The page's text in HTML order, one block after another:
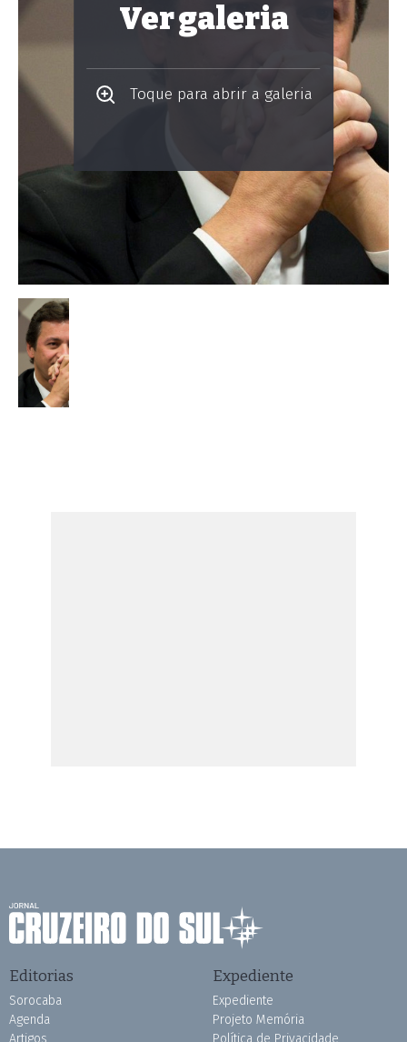
Ver galeria
Toque para abrir a galeria
Editorias
Sorocaba
Agenda
Artigos
Expediente
Expediente
Projeto Memória
Política de Privacidade